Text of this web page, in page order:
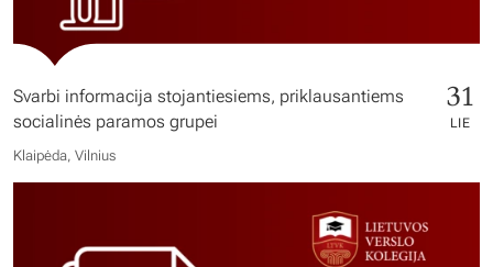
Svarbi informacija stojantiesiems, priklausantiems
socialinės paramos grupei
31
LIE
Klaipėda, Vilnius